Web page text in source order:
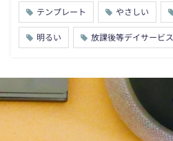
テンプレート やさしい
明るい 放課後等デイサービス